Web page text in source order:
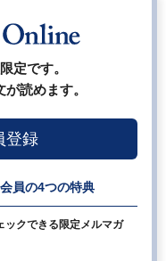
定です。
読めます。
登録
員の4つの特典
ックできる限定メルマガ